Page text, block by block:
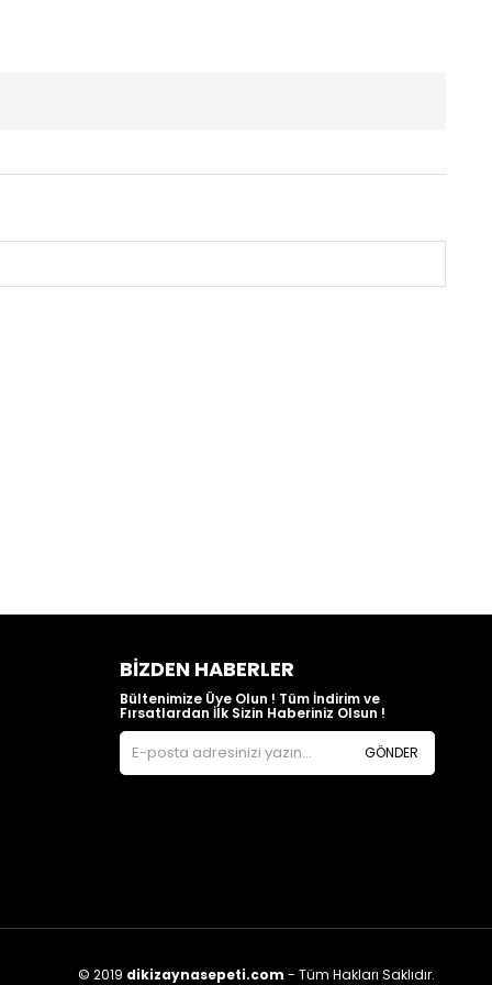
BIZDEN HABERLER
Bültenimize Üye Olun ! Tüm İndirim ve
Fırsatlardan İlk Sizin Haberiniz Olsun !
GÖNDER
© 2019 dikizaynasepeti.com - Tüm Hakları Saklıdır.